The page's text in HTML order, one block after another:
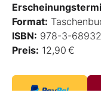
Format:
ISBN: 978-3-
Preis: 12,90 €